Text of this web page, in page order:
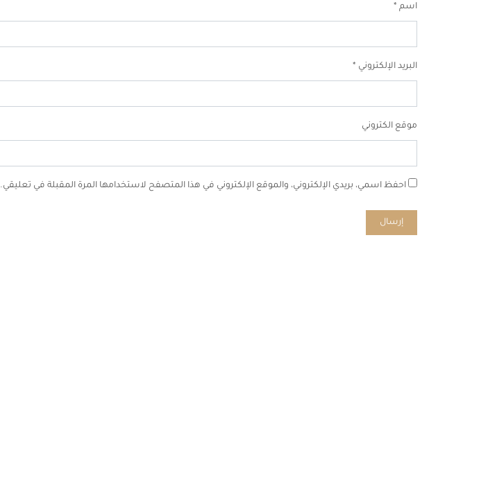
اسم *
البريد الإلكتروني *
موقع الكتروني
احفظ اسمي، بريدي الإلكتروني، والموقع الإلكتروني في هذا المتصفح لاستخدامها المرة المقبلة في تعليقي.